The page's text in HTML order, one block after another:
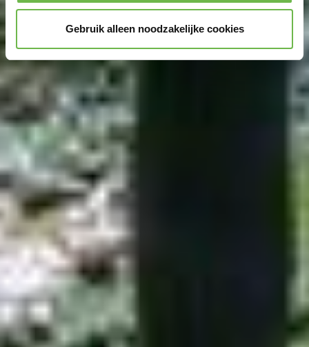
Gebruik alleen noodzakelijke cookies